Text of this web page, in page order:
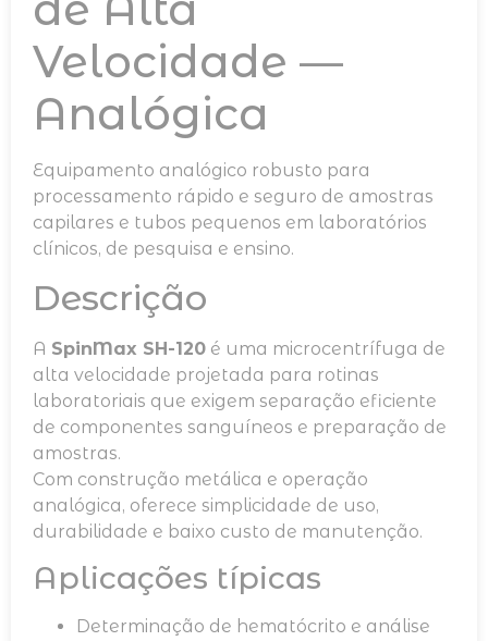
Velocidade —
Analógica
Equipamento analógico robusto para
processamento rápido e seguro de amostras
capilares e tubos pequenos em laboratórios
clínicos, de pesquisa e ensino.
Descrição
A SpinMax SH-120 é uma microcentrífuga de
alta velocidade projetada para rotinas
laboratoriais que exigem separação eficiente
de componentes sanguíneos e preparação de
amostras.
Com construção metálica e operação
analógica, oferece simplicidade de uso,
durabilidade e baixo custo de manutenção.
Aplicações típicas
Determinação de hematócrito e análise